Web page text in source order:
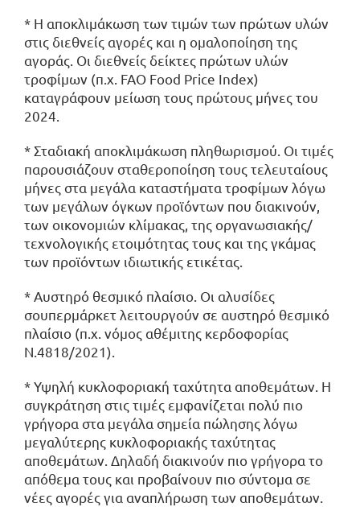
* Η αποκλιμάκωση των τιμών των πρώτων υλών
στις διεθνείς αγορές και η ομαλοποίηση της
αγοράς. Οι διεθνείς δείκτες πρώτων υλών
τροφίμων (π.χ. FAO Food Price Index)
καταγράφουν μείωση τους πρώτους μήνες του
2024.
* Σταδιακή αποκλιμάκωση πληθωρισμού. Οι τιμές
παρουσιάζουν σταθεροποίηση τους τελευταίους
μήνες στα μεγάλα καταστήματα τροφίμων λόγω
των μεγάλων όγκων προϊόντων που διακινούν,
των οικονομιών κλίμακας, της οργανωσιακής/
τεχνολογικής ετοιμότητας τους και της γκάμας
των προϊόντων ιδιωτικής ετικέτας.
* Αυστηρό θεσμικό πλαίσιο. Οι αλυσίδες
σουπερμάρκετ λειτουργούν σε αυστηρό θεσμικό
πλαίσιο (π.χ. νόμος αθέμιτης κερδοφορίας
Ν.4818/2021).
* Υψηλή κυκλοφοριακή ταχύτητα αποθεμάτων. Η
συγκράτηση στις τιμές εμφανίζεται πολύ πιο
γρήγορα στα μεγάλα σημεία πώλησης λόγω
μεγαλύτερης κυκλοφοριακής ταχύτητας
αποθεμάτων. Δηλαδή διακινούν πιο γρήγορα το
απόθεμα τους και προβαίνουν πιο σύντομα σε
νέες αγορές για αναπλήρωση των αποθεμάτων.